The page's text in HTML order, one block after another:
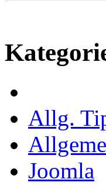
Allg.
Joomla